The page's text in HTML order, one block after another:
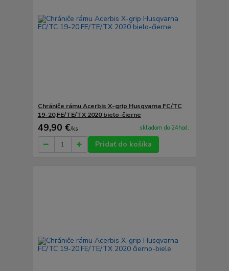
Chrániče rámu Acerbis X-grip Husqvarna FC/TC
19-20,FE/TE/TX 2020 bielo-čierne
49,90 €/ks skladom do 24hod.
Pridať do košíka